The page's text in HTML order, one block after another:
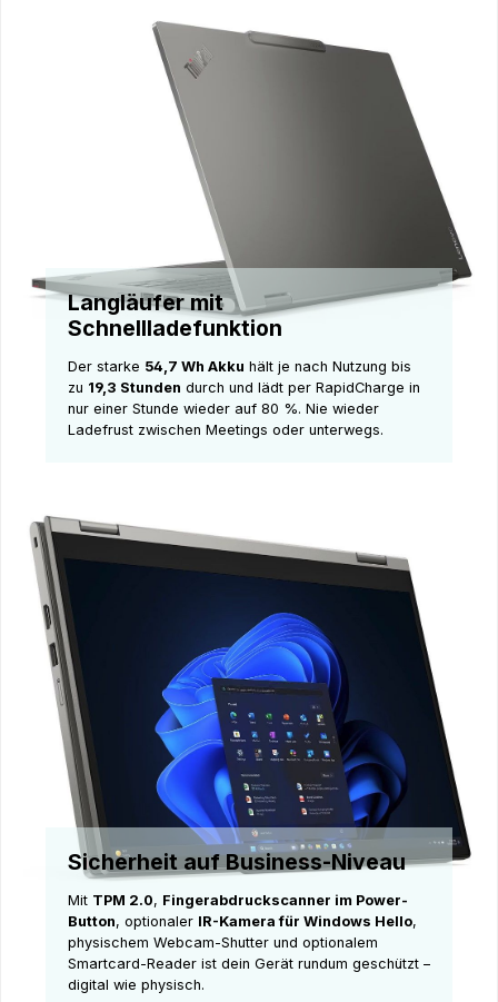
Langläufer mit
Schnellladefunktion
Der starke 54,7 Wh Akku hält je nach Nutzung bis
zu 19,3 Stunden durch und lädt per RapidCharge in
nur einer Stunde wieder auf 80 %. Nie wieder
Ladefrust zwischen Meetings oder unterwegs.
Sicherheit auf Business-Niveau
Mit TPM 2.0, Fingerabdruckscanner im Power-
Button, optionaler IR-Kamera für Windows Hello,
physischem Webcam-Shutter und optionalem
Smartcard-Reader ist dein Gerät rundum geschützt –
digital wie physisch.